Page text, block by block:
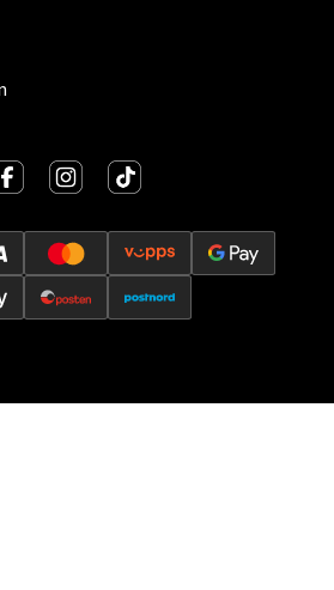
0485 Oslo